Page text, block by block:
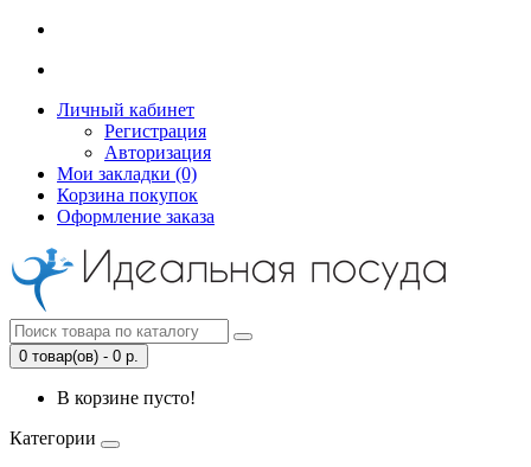
Личный кабинет
Регистрация
Авторизация
Мои закладки (0)
Корзина покупок
Оформление заказа
0 товар(ов) - 0 р.
В корзине пусто!
Категории